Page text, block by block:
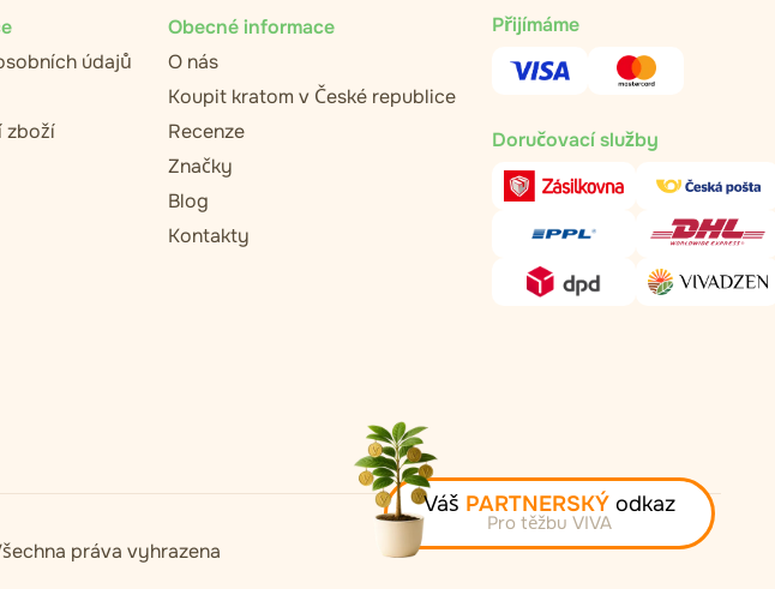
údajů
zboží
Obecné informace
O nás
Koupit kratom v České republice
Recenze
Značky
Blog
Kontakty
Přijímáme
Doručovací služby
práva vyhrazena
Váš PARTNERSKÝ odkaz
Pro těžbu VIVA